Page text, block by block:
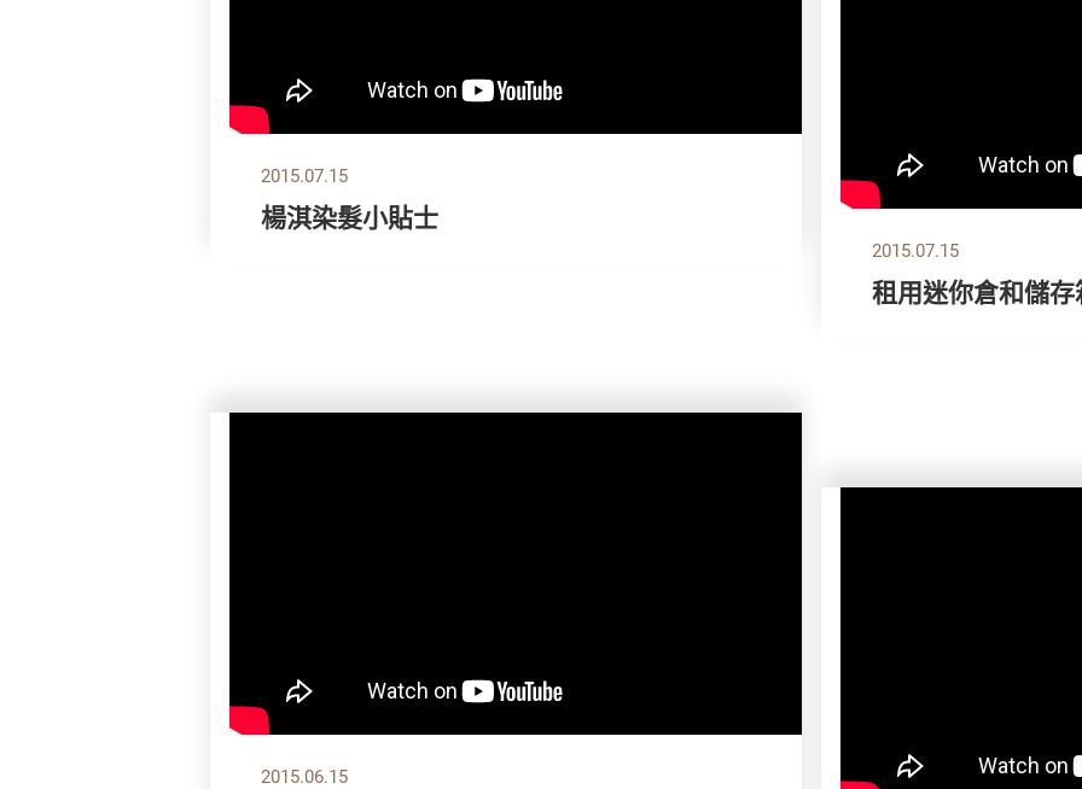
2015.07.15
楊淇染髮小貼士
2015.07.15
租用迷你倉和儲
2015.06.15